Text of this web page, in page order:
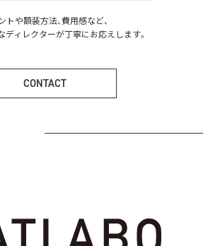
トや額装方法、費用感など、
ディレクターが丁寧にお応えします。
CONTACT